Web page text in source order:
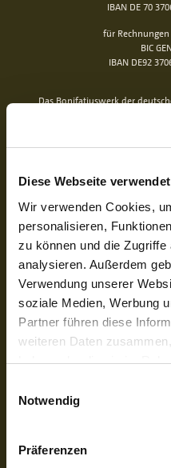
Diese Webseite
Wir verwenden Cookies,
personalisieren,
zu können und die
analysieren. Außerdem
Verwendung unserer
soziale Medien, Werbung
Partner führen diese
weiteren Daten
haben oder die sie im
Cookies, wenn Sie unsere
Notwendig
Präferenzen
IBAN DE 70
für Rechnungen
BIC
IBAN DE92
Das Bonifatiuswerk der
Förderung kirchlicher Zwecke von
freigestellt und beim Finanzamt
Per QR-